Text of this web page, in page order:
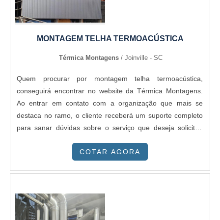
seus serviços, padrões possíveis por contar com escritório
de alta qualidade onde são realizadas as atividades e
isso, unido a um time de equipe multidisciplinar de
comprova sua essência de trazer o melhor para todos os
clientes.
MONTAGEM TELHA TERMOACÚSTICA
Térmica Montagens/ Joinville - SC
Quem procurar por montagem telha termoacústica,
conseguirá encontrar no website da Térmica Montagens.
Ao entrar em contato com a organização que mais se
destaca no ramo, o cliente receberá um suporte completo
para sanar dúvidas sobre o serviço que deseja solicitar.
Térmica Montagens o cliente obterá assertividade e
cliente uma estrutura com escritório de alta qualidade onde
são realizadas as atividades e equipamentos de última
COTAR AGORA